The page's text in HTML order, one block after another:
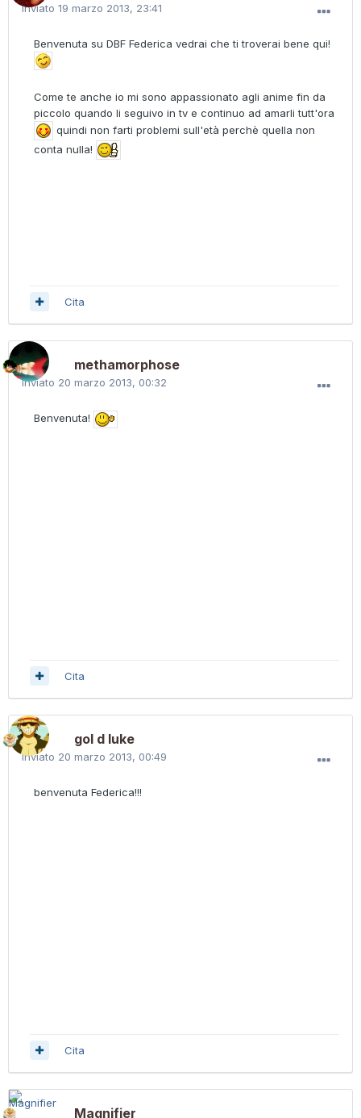
Inviato 19 marzo 2013, 23:41
Benvenuta su DBF Federica vedrai che ti troverai bene qui!
Come te anche io mi sono appassionato agli anime fin da
piccolo quando li seguivo in tv e continuo ad amarli tutt'ora
quindi non farti problemi sull'età perchè quella non
conta nulla!
Cita
methamorphose
Inviato 20 marzo 2013, 00:32
Benvenuta!
Cita
gol d luke
Inviato 20 marzo 2013, 00:49
benvenuta Federica!!!
Cita
Magnifier